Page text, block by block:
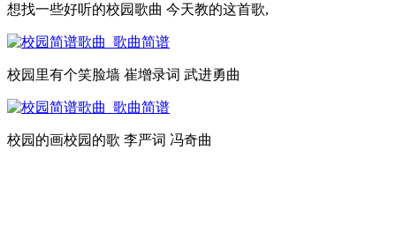
想找一些好听的校园歌曲 今天教的这首歌,
校园里有个笑脸墙 崔增录词 武进勇曲
校园的画校园的歌 李严词 冯奇曲